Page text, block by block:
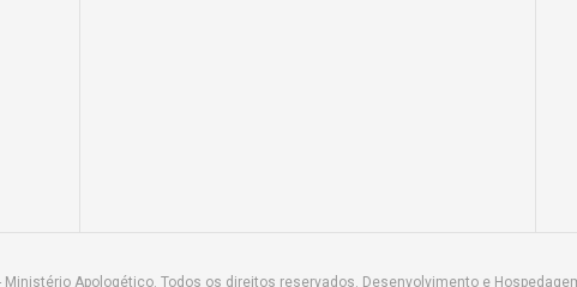
Ministério Apologético. Todos os direitos reservados. Desenvolvimento e